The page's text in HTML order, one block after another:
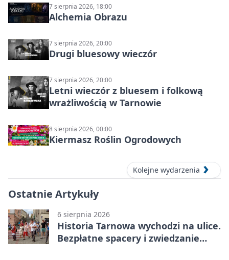
7 sierpnia 2026, 18:00
Alchemia Obrazu
7 sierpnia 2026, 20:00
Drugi bluesowy wieczór
7 sierpnia 2026, 20:00
Letni wieczór z bluesem i folkową
wrażliwością w Tarnowie
8 sierpnia 2026, 00:00
Kiermasz Roślin Ogrodowych
Kolejne wydarzenia
Ostatnie Artykuły
6 sierpnia 2026
Historia Tarnowa wychodzi na ulice.
Bezpłatne spacery i zwiedzanie